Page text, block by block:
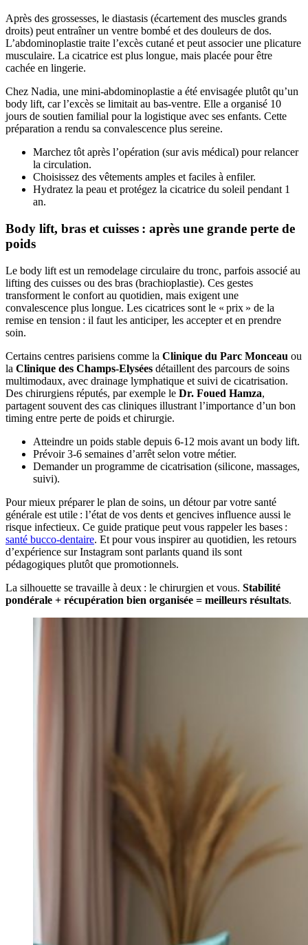
Après des grossesses, le diastasis (écartement des muscles grands
droits) peut entraîner un ventre bombé et des douleurs de dos.
L’abdominoplastie traite l’excès cutané et peut associer une plicature
musculaire. La cicatrice est plus longue, mais placée pour être
cachée en lingerie.
Chez Nadia, une mini-abdominoplastie a été envisagée plutôt qu’un
body lift, car l’excès se limitait au bas-ventre. Elle a organisé 10
jours de soutien familial pour la logistique avec ses enfants. Cette
préparation a rendu sa convalescence plus sereine.
Marchez tôt après l’opération (sur avis médical) pour relancer
la circulation.
Choisissez des vêtements amples et faciles à enfiler.
Hydratez la peau et protégez la cicatrice du soleil pendant 1
an.
Body lift, bras et cuisses : après une grande perte de
poids
Le body lift est un remodelage circulaire du tronc, parfois associé au
lifting des cuisses ou des bras (brachioplastie). Ces gestes
transforment le confort au quotidien, mais exigent une
convalescence plus longue. Les cicatrices sont le « prix » de la
remise en tension : il faut les anticiper, les accepter et en prendre
soin.
Certains centres parisiens comme la Clinique du Parc Monceau ou
la Clinique des Champs-Elysées détaillent des parcours de soins
multimodaux, avec drainage lymphatique et suivi de cicatrisation.
Des chirurgiens réputés, par exemple le Dr. Foued Hamza,
partagent souvent des cas cliniques illustrant l’importance d’un bon
timing entre perte de poids et chirurgie.
Atteindre un poids stable depuis 6-12 mois avant un body lift.
Prévoir 3-6 semaines d’arrêt selon votre métier.
Demander un programme de cicatrisation (silicone, massages,
suivi).
Pour mieux préparer le plan de soins, un détour par votre santé
générale est utile : l’état de vos dents et gencives influence aussi le
risque infectieux. Ce guide pratique peut vous rappeler les bases :
santé bucco-dentaire. Et pour vous inspirer au quotidien, les retours
d’expérience sur Instagram sont parlants quand ils sont
pédagogiques plutôt que promotionnels.
La silhouette se travaille à deux : le chirurgien et vous. Stabilité
pondérale + récupération bien organisée = meilleurs résultats.